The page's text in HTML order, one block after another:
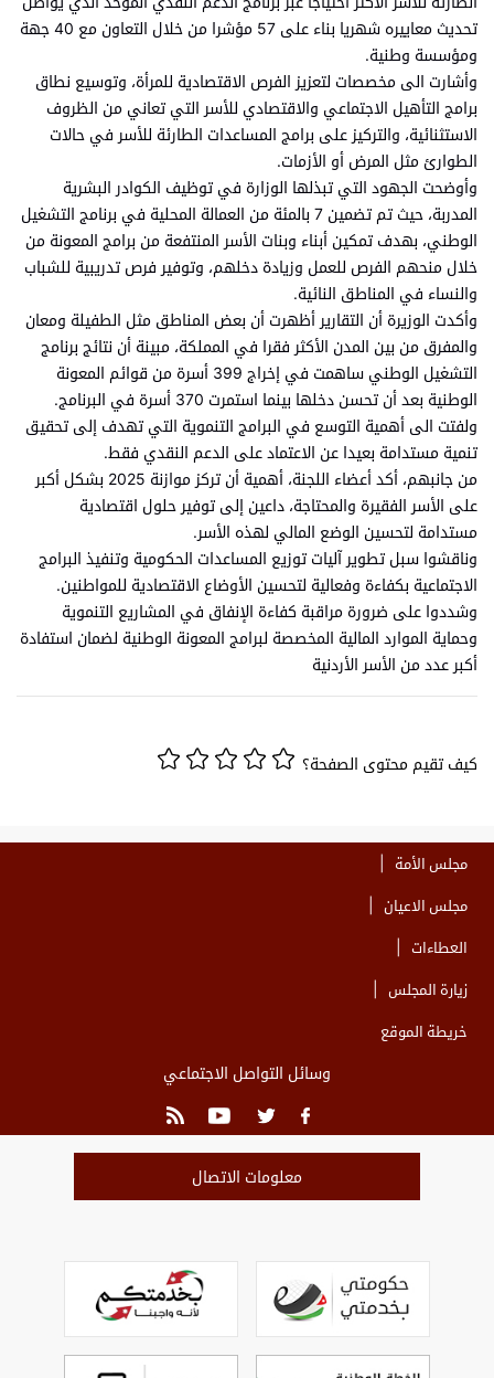
تحديث معاييره شهريا بناء على 57 مؤشرا من خلال التعاون مع 40 جهة
ومؤسسة وطنية.
وأشارت الى مخصصات لتعزيز الفرص الاقتصادية للمرأة، وتوسيع نطاق
برامج التأهيل الاجتماعي والاقتصادي للأسر التي تعاني من الظروف
الاستثنائية، والتركيز على برامج المساعدات الطارئة للأسر في حالات
الطوارئ مثل المرض أو الأزمات.
وأوضحت الجهود التي تبذلها الوزارة في توظيف الكوادر البشرية
المدربة، حيث تم تضمين 7 بالمئة من العمالة المحلية في برنامج التشغيل
الوطني، بهدف تمكين أبناء وبنات الأسر المنتفعة من برامج المعونة من
خلال منحهم الفرص للعمل وزيادة دخلهم، وتوفير فرص تدريبية للشباب
والنساء في المناطق النائية.
وأكدت الوزيرة أن التقارير أظهرت أن بعض المناطق مثل الطفيلة ومعان
والمفرق من بين المدن الأكثر فقرا في المملكة، مبينة أن نتائج برنامج
التشغيل الوطني ساهمت في إخراج 399 أسرة من قوائم المعونة
الوطنية بعد أن تحسن دخلها بينما استمرت 370 أسرة في البرنامج.
ولفتت الى أهمية التوسع في البرامج التنموية التي تهدف إلى تحقيق
تنمية مستدامة بعيدا عن الاعتماد على الدعم النقدي فقط.
من جانبهم، أكد أعضاء اللجنة، أهمية أن تركز موازنة 2025 بشكل أكبر
على الأسر الفقيرة والمحتاجة، داعين إلى توفير حلول اقتصادية
مستدامة لتحسين الوضع المالي لهذه الأسر.
وناقشوا سبل تطوير آليات توزيع المساعدات الحكومية وتنفيذ البرامج
الاجتماعية بكفاءة وفعالية لتحسين الأوضاع الاقتصادية للمواطنين.
وشددوا على ضرورة مراقبة كفاءة الإنفاق في المشاريع التنموية
وحماية الموارد المالية المخصصة لبرامج المعونة الوطنية لضمان استفادة
أكبر عدد من الأسر الأردنية
كيف تقيم محتوى الصفحة؟
مجلس الأمة
مجلس الاعيان
العطاءات
زيارة المجلس
خريطة الموقع
وسائل التواصل الاجتماعي
معلومات الاتصال